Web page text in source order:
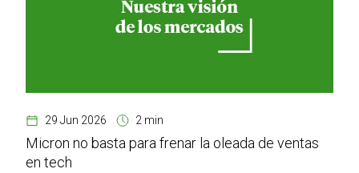
29 Jun 2026 2 min
Micron no basta para frenar la oleada de ventas
en tech